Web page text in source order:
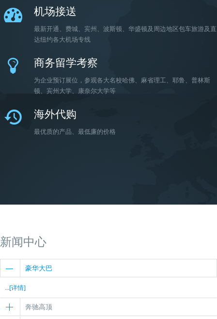
机场接送
最新开通、费城、宾州、波斯顿、华盛顿及周边地区包车旅游及直
达纽约各大机场专线
商务留学考察
为企业预订展位，参观各大名校哈佛、麻省理工、耶鲁、普林斯
顿、宾州大学、康奈尔大学等
海外代购
最优质的产品、最低廉的价格
新闻中心
豪华大巴
...[详情]
奔驰高顶